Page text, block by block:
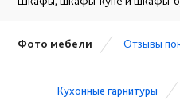
Фото мебели Отзывы
Кухонные гарнитуры